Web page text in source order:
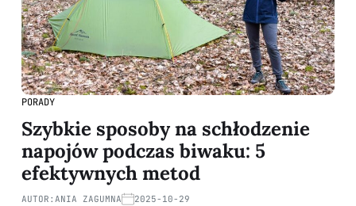
PORADY
Szybkie sposoby na schłodzenie
napojów podczas biwaku: 5
efektywnych metod
AUTOR: ANIA ZAGUMNA 2025-10-29